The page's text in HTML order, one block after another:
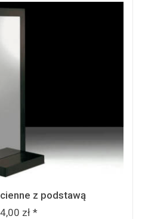
z podstawą
zł *